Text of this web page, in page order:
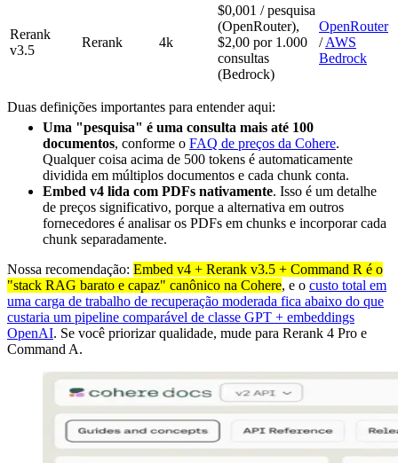
Rerank
v3.5
Rerank 4k
$0,001 / pesquisa
(OpenRouter),
$2,00 por 1.000
consultas
(Bedrock)
OpenRouter
/AWS
Bedrock
Duas definições importantes para entender aqui:
Uma "pesquisa" é uma consulta mais até 100
documentos, conforme o FAQ de preços da Cohere.
Qualquer coisa acima de 500 tokens é automaticamente
dividida em múltiplos documentos e cada chunk conta.
Embed v4 lida com PDFs nativamente. Isso é um detalhe
de preços significativo, porque a alternativa em outros
fornecedores é analisar os PDFs em chunks e incorporar cada
chunk separadamente.
Nossa recomendação: Embed v4 + Rerank v3.5 + Command R é o
"stack RAG barato e capaz" canônico na Cohere, e o custo total em
uma carga de trabalho de recuperação moderada fica abaixo do que
custaria um pipeline comparável de classe GPT + embeddings
OpenAI. Se você priorizar qualidade, mude para Rerank 4 Pro e
Command A.